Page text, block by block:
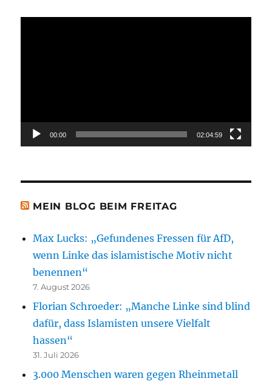
00:00 02:04:59
MEIN BLOG BEIM FREITAG
Max Lucks: „Gefundenes Fressen für AfD,
wenn Linke das islamistische Motiv nicht
benennen“
7. August 2026
Florian Schroeder: „Manche Linke sind blind
dafür, dass Islamisten unsere Vielfalt
hassen“
31. Juli 2026
3.000 Menschen waren gegen Rheinmetall